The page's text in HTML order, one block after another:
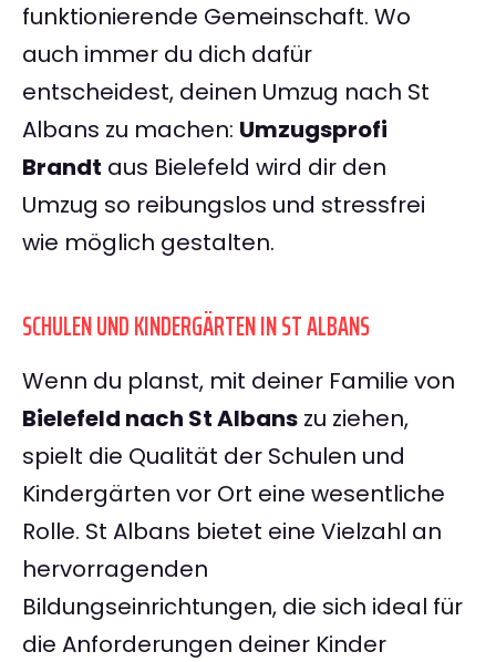
funktionierende Gemeinschaft. Wo
auch immer du dich dafür
entscheidest, deinen Umzug nach St
Albans zu machen: Umzugsprofi
Brandt aus Bielefeld wird dir den
Umzug so reibungslos und stressfrei
wie möglich gestalten.
SCHULEN UND KINDERGÄRTEN IN ST ALBANS
Wenn du planst, mit deiner Familie von
Bielefeld nach St Albans zu ziehen,
spielt die Qualität der Schulen und
Kindergärten vor Ort eine wesentliche
Rolle. St Albans bietet eine Vielzahl an
hervorragenden
Bildungseinrichtungen, die sich ideal für
die Anforderungen deiner Kinder